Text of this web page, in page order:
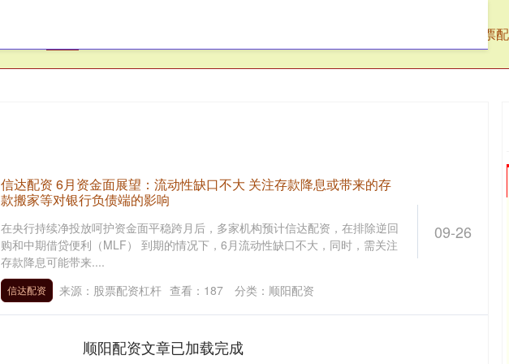
股票
09-26
信达配资 6月资金面展望：流动性缺口不大 关注存款降息或带来的存
款搬家等对银行负债端的影响
在央行持续净投放呵护资金面平稳跨月后，多家机构预计信达配资，在排除逆回
购和中期借贷便利（MLF） 到期的情况下，6月流动性缺口不大，同时，需关注
存款降息可能带来....
信达配资 来源：股票配资杠杆 查看： 187 分类： 顺阳配资
顺阳配资文章已加载完成